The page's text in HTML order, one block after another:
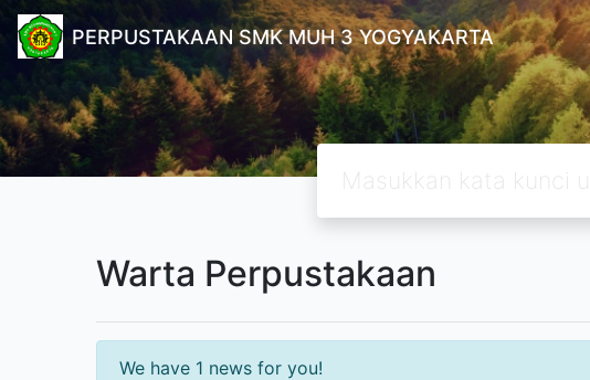
PERPUSTAKAAN SMK MUH 3 YOGYAKARTA
Warta Perpustakaan
We have 1 news for you!